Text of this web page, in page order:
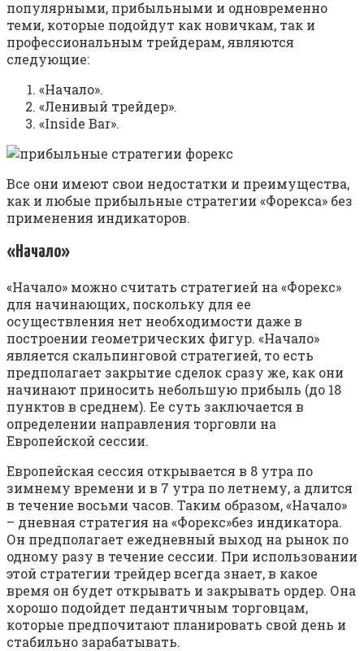
популярными, прибыльными и одновременно
теми, которые подойдут как новичкам, так и
профессиональным трейдерам, являются
следующие:
«Начало».
«Ленивый трейдер».
«Inside Bar».
Все они имеют свои недостатки и преимущества,
как и любые прибыльные стратегии «Форекса» без
применения индикаторов.
«Начало»
«Начало» можно считать стратегией на «Форекс»
для начинающих, поскольку для ее
осуществления нет необходимости даже в
построении геометрических фигур. «Начало»
является скальпинговой стратегией, то есть
предполагает закрытие сделок сразу же, как они
начинают приносить небольшую прибыль (до 18
пунктов в среднем). Ее суть заключается в
определении направления торговли на
Европейской сессии.
Европейская сессия открывается в 8 утра по
зимнему времени и в 7 утра по летнему, а длится
в течение восьми часов. Таким образом, «Начало»
– дневная стратегия на «Форекс»без индикатора.
Он предполагает ежедневный выход на рынок по
одному разу в течение сессии. При использовании
этой стратегии трейдер всегда знает, в какое
время он будет открывать и закрывать ордер. Она
хорошо подойдет педантичным торговцам,
которые предпочитают планировать свой день и
стабильно зарабатывать.